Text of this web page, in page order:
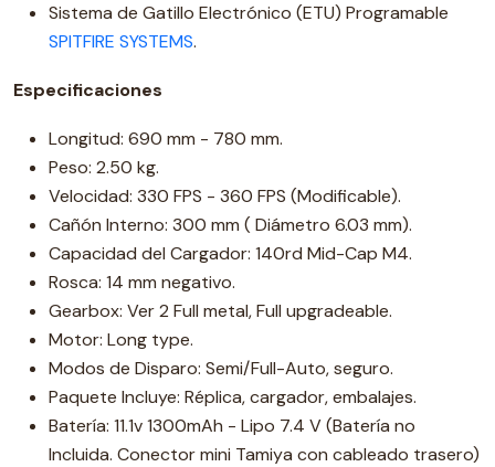
Sistema de Gatillo Electrónico (ETU) Programable
SPITFIRE SYSTEMS.
Especificaciones
Longitud: 690 mm - 780 mm.
Peso: 2.50 kg.
Velocidad: 330 FPS - 360 FPS (Modificable).
Cañón Interno: 300 mm ( Diámetro 6.03 mm).
Capacidad del Cargador: 140rd Mid-Cap M4.
Rosca: 14 mm negativo.
Gearbox: Ver 2 Full metal, Full upgradeable.
Motor: Long type.
Modos de Disparo: Semi/Full-Auto, seguro.
Paquete Incluye: Réplica, cargador, embalajes.
Batería: 11.1v 1300mAh - Lipo 7.4 V (Batería no
Incluida. Conector mini Tamiya con cableado trasero)